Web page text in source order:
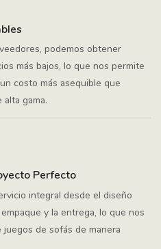
podemos obtener
más bajos, lo que nos permite
costo más asequible que
gama.
Perfecto
integral desde el diseño
y la entrega, lo que nos
de sofás de manera